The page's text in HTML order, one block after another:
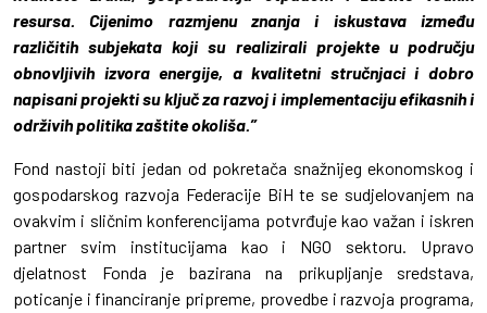
resursa. Cijenimo razmjenu znanja i iskustava između
različitih subjekata koji su realizirali projekte u području
obnovljivih izvora energije, a kvalitetni stručnjaci i dobro
napisani projekti su ključ za razvoj i implementaciju efikasnih i
održivih politika zaštite okoliša.”
Fond nastoji biti jedan od pokretača snažnijeg ekonomskog i
gospodarskog razvoja Federacije BiH te se sudjelovanjem na
ovakvim i sličnim konferencijama potvrđuje kao važan i iskren
partner svim institucijama kao i NGO sektoru. Upravo
djelatnost Fonda je bazirana na prikupljanje sredstava,
poticanje i financiranje pripreme, provedbe i razvoja programa,